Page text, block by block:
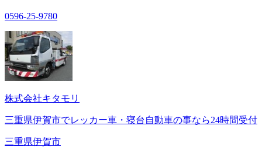
0596-25-9780
株式会社キタモリ
三重県伊賀市でレッカー車・寝台自動車の事なら24時間受付
三重県伊賀市